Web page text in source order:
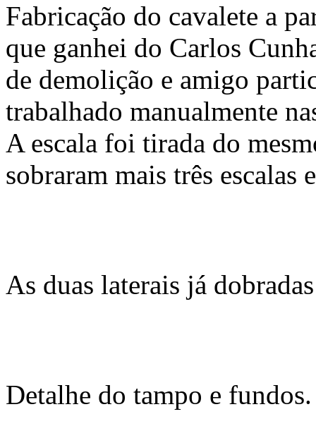
Fabricação do cavalete a
que ganhei do Carlos
de demolição e amigo
trabalhado manualmente
A escala foi tirada do
sobraram mais três
As duas laterais já dobradas
Detalhe do tampo e